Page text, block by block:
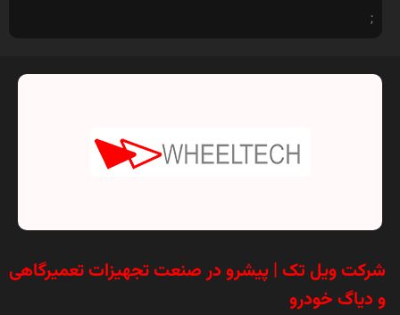
;
شرکت ویل تک | پیشرو در صنعت تجهیزات تعمیرگاهی
و دیاگ خودرو